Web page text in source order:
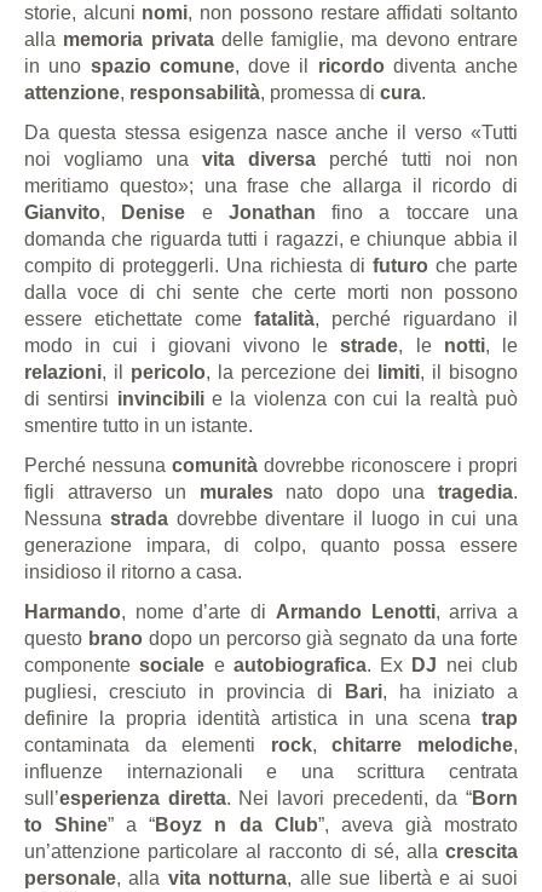
storie, alcuni nomi, non possono restare affidati soltanto
alla memoria privatadelle famiglie, ma devono entrare
in uno spazio comune, dove il ricordodiventa anche
attenzione, responsabilità, promessa di cura.
Da questa stessa esigenza nasce anche il verso «Tutti
noi vogliamo una vita diversa perché tutti noi non
meritiamo questo»; una frase che allarga il ricordo di
Gianvito, Denise e Jonathan fino a toccare una
domanda che riguarda tutti i ragazzi, e chiunque abbia il
compito di proteggerli. Una richiesta di futuro che parte
dalla voce di chi sente che certe morti non possono
essere etichettate come fatalità, perché riguardano il
modo in cui i giovani vivono lestrade, le notti, le
relazioni, il pericolo, la percezione dei limiti, il bisogno
di sentirsi invincibilie la violenza con cui la realtà può
smentire tutto in un istante.
Perché nessuna comunità dovrebbe riconoscere i propri
figli attraverso un muralesnato dopo unatragedia.
Nessuna stradadovrebbe diventare il luogo in cui una
generazione impara, di colpo, quanto possa essere
insidioso il ritorno a casa.
Harmando, nome d’arte di Armando Lenotti, arriva a
questo branodopo un percorso già segnato da una forte
componentesociale e autobiografica. Ex DJ nei club
pugliesi, cresciuto in provincia di
Bari, ha iniziato a
definire la propria identità artistica in una scena trap
contaminata da elementi rock,chitarre melodiche,
influenze internazionali e una scrittura centrata
sull’esperienza diretta. Nei lavori precedenti, da “Born
to Shine” a “Boyz n da Club”, aveva già mostrato
un’attenzione particolare al racconto di sé, alla crescita
personale, alla vita notturna, alle sue libertà e ai suoi